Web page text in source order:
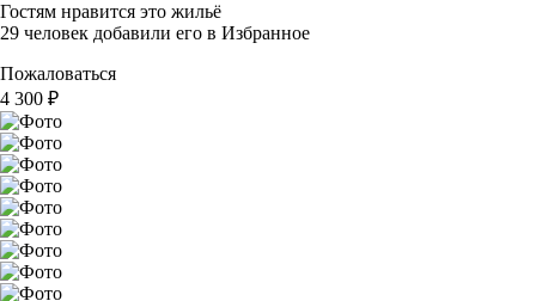
Гостям нравится это жильё
29 человек добавили его в Избранное
Пожаловаться
4 300 ₽